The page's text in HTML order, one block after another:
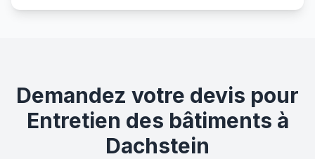
Demandez votre devis pour
Entretien des bâtiments à
Dachstein